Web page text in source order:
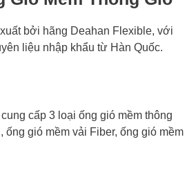
bởi hãng Deahan Flexible, với
liệu nhập khẩu từ Hàn Quốc.
cấp 3 loại ống gió mềm thông
ống gió mềm vải Fiber, ống gió mềm